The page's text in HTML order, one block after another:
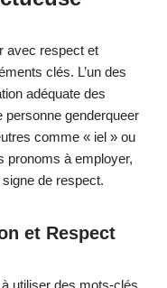
avec respect et
clés. L’un des
adéquate des
genderqueer
comme « iel » ou
pronoms à employer,
de respect.
et Respect
utiliser des mots-clés